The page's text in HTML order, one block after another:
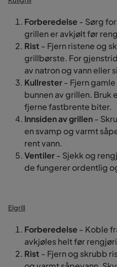
Forberedelse - Sørg
grillen er avkjølt før
Rist - Fjern ristene og
grillbørste. For
av natron og vann eller
Kullrester- Fjern
bunnen av grillen. Bruk
fjerne fastbrente biter.
Innsiden av grillen-
en svamp og varmt
rent vann.
Ventiler- Sjekk og
de fungerer ordentlig
Elgrill
Forberedelse - Koble
avkjøles helt før
Rist - Fjern og skrubb